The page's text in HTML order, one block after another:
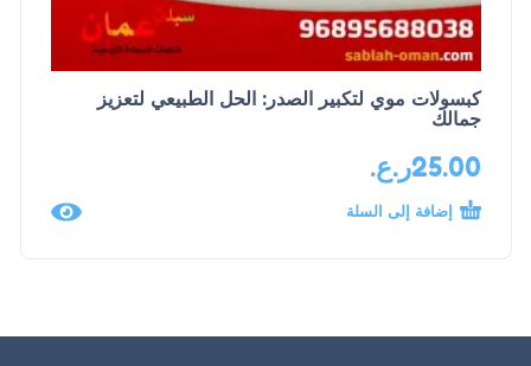
كبسولات موي لتكبير الصدر: الحل الطبيعي لتعزيز
جمالك
25.00ر.ع.
إضافة إلى السلة